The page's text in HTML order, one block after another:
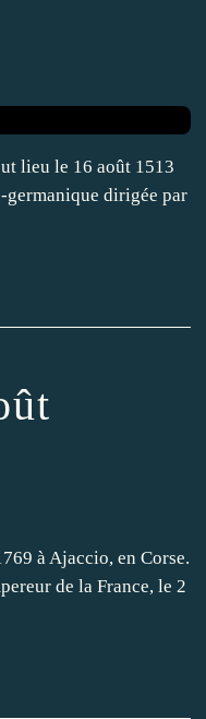
lieu le 16 août 1513
germanique dirigée par
à Ajaccio, en Corse.
de la France, le 2